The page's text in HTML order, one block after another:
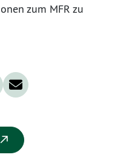
zum MFR zu